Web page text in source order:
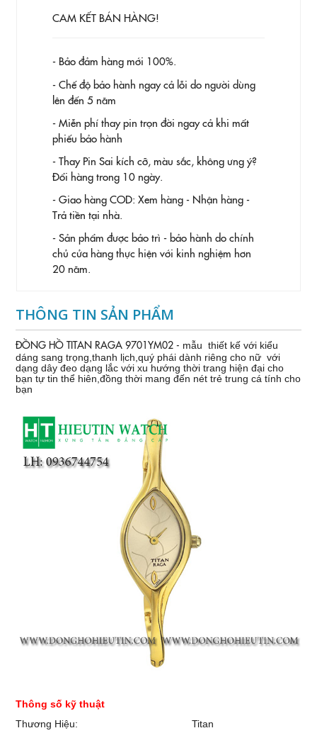
CAM KẾT BÁN HÀNG!
- Bảo đảm hàng mới 100%.
- Chế độ bảo hành ngay cả lỗi do người dùng
lên đến 5 năm
- Miễn phí thay pin trọn đời ngay cả khi mất
phiếu bảo hành
- Thay Pin Sai kích cỡ, màu sắc, không ưng ý?
Đổi hàng trong 10 ngày.
- Giao hàng COD: Xem hàng - Nhận hàng -
Trả tiền tại nhà.
- Sản phẩm được bảo trì - bảo hành do chính
chủ cửa hàng thực hiện với kinh nghiệm hơn
20 năm.
THÔNG TIN SẢN PHẨM
ĐỒNG HỒ TITAN RAGA 9701YM02 - mẫu thiết kế với kiểu
dáng sang trọng,thanh lịch,quý pháidành riêng cho nữ với
dạng dây đeo dạng lắc với xu hướng thời trang hiện đại cho
bạn tự tin thể hiên,đồng thời mang đến nét trẻ trung cá tính cho
bạn
Thông số kỹ thuật
Thương Hiệu:
Titan